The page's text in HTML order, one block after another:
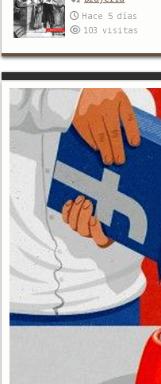
Hace 5 días
103visitas